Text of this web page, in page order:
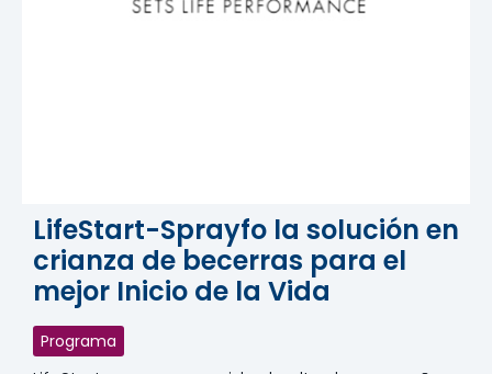
LifeStart-Sprayfo la solución en
crianza de becerras para el
mejor Inicio de la Vida
Programa